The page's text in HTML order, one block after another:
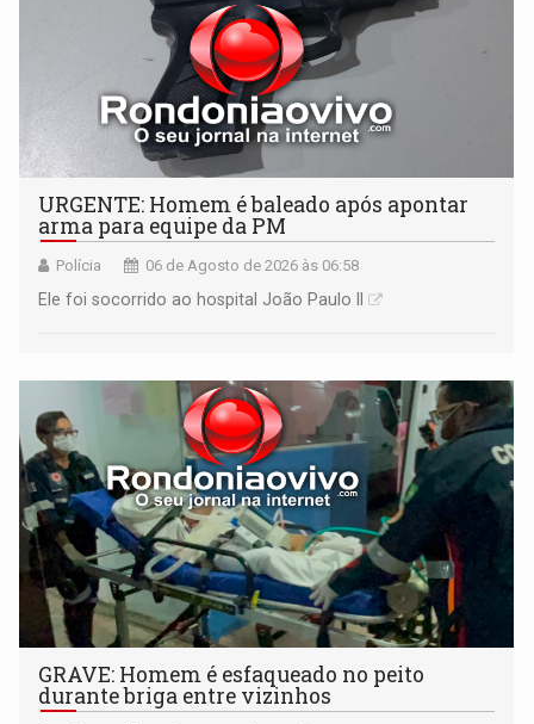
URGENTE: Homem é baleado após apontar
arma para equipe da PM
Polícia 06 de Agosto de 2026 às 06:58
Ele foi socorrido ao hospital João Paulo II
GRAVE: Homem é esfaqueado no peito
durante briga entre vizinhos